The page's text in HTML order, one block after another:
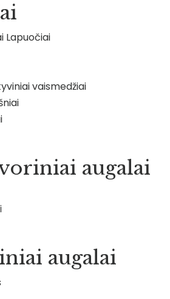
Lapuočiai
vaismedžiai
augalai
augalai